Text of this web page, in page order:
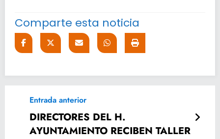
Comparte esta noticia
Entrada anterior
DIRECTORES DEL H.
AYUNTAMIENTO RECIBEN TALLER